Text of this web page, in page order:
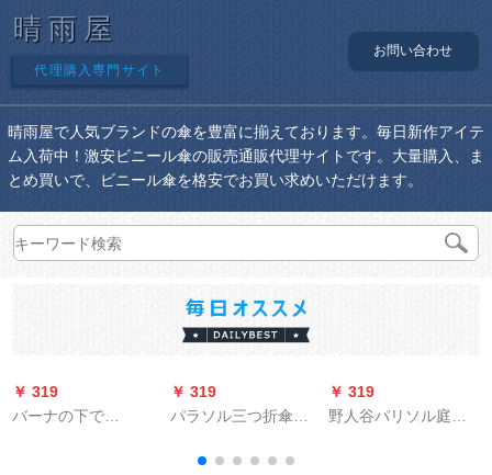
晴雨屋
代理購入専門サイト
お問い合わせ
晴雨屋で人気ブランドの傘を豊富に揃えております。毎日新作アイテ
ム入荷中！激安ビニール傘の販売通販代理サイトです。大量購入、ま
とめ買いで、ビニール傘を格安でお買い求めいただけます。
￥ 319
バーナの下で
￥ 319
パラソル三つ折傘晴
格子赤蔵青339 S
￥ 319
野人谷パリソル庭园